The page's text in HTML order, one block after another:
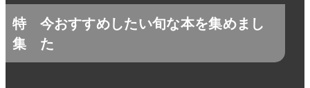
特
集
今おすすめしたい旬な本を集めまし
た